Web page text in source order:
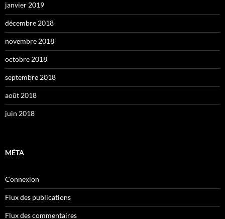
janvier 2019
décembre 2018
novembre 2018
octobre 2018
septembre 2018
août 2018
juin 2018
MÉTA
Connexion
Flux des publications
Flux des commentaires